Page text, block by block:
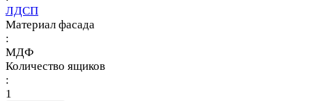
ЛДСП
Материал фасада
:
МДФ
Количество ящиков
:
1